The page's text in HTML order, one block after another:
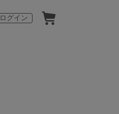
ログイン